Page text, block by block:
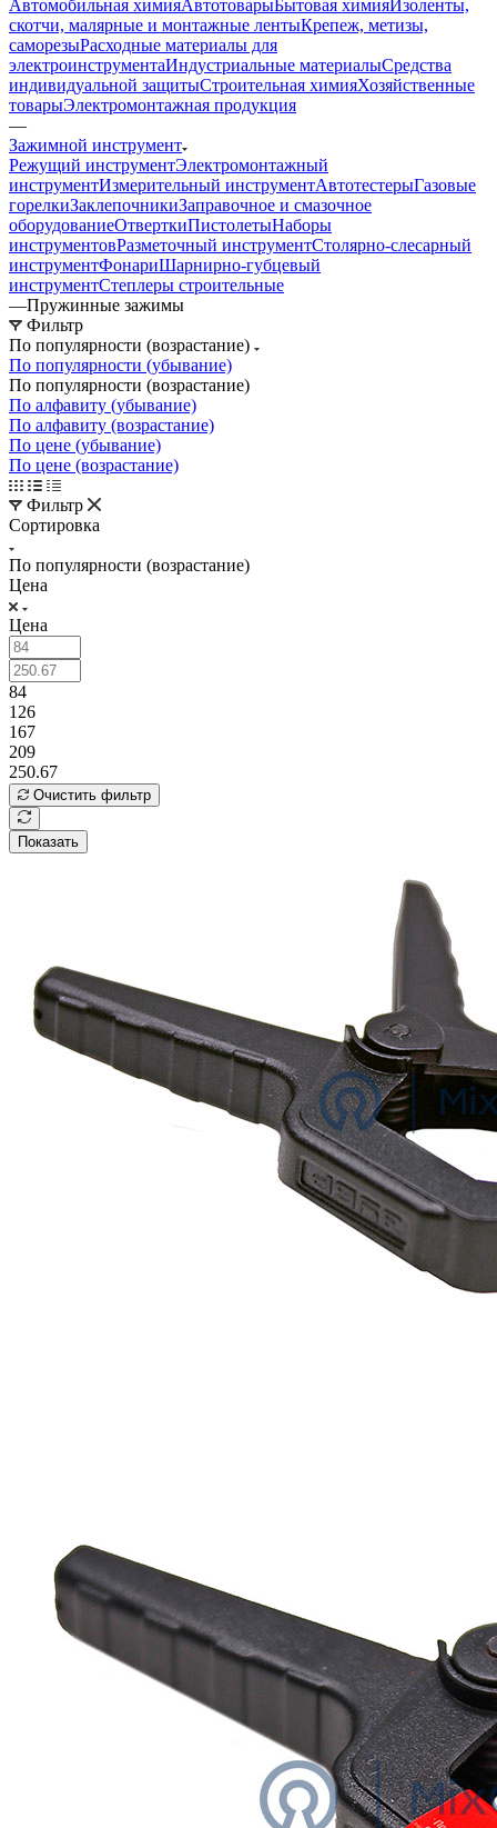
Автомобильная химияАвтотоварыБытовая химияИзоленты,
скотчи, малярные и монтажные лентыКрепеж, метизы,
саморезыРасходные материалы для
электроинструментаИндустриальные материалыСредства
индивидуальной защитыСтроительная химияХозяйственные
товарыЭлектромонтажная продукция
—
Зажимной инструмент
Режущий инструментЭлектромонтажный
инструментИзмерительный инструментАвтотестерыГазовые
горелкиЗаклепочникиЗаправочное и смазочное
оборудованиеОтверткиПистолетыНаборы
инструментовРазметочный инструментСтолярно-слесарный
инструментФонариШарнирно-губцевый
инструментСтеплеры строительные
—Пружинные зажимы
Фильтр
По популярности (возрастание)
По популярности (убывание)
По популярности (возрастание)
По алфавиту (убывание)
По алфавиту (возрастание)
По цене (убывание)
По цене (возрастание)
Фильтр
Сортировка
По популярности (возрастание)
Цена
Цена
84
126
167
209
250.67
Очистить фильтр
Показать